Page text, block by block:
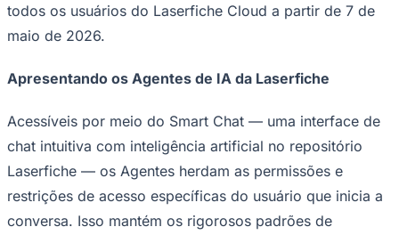
Vôlei
NBB
Paulistão
Copa do Brasil
Sul-Americana
Copa América
Champions League
Premier League
todos os usuários do Laserfiche Cloud a partir de 7 de
maio de 2026.
Apresentando os Agentes de IA da Laserfiche
Acessíveis por meio do Smart Chat — uma interface de
chat intuitiva com inteligência artificial no repositório
Laserfiche — os Agentes herdam as permissões e
restrições de acesso específicas do usuário que inicia a
conversa. Isso mantém os rigorosos padrões de